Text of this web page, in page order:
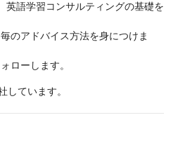
英語学習コンサルティングの基礎を
のアドバイス方法を身につけま
ローします。
ています。